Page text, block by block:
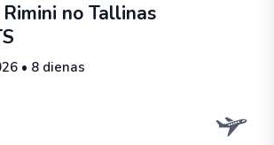
no Tallinas
• 8 dienas